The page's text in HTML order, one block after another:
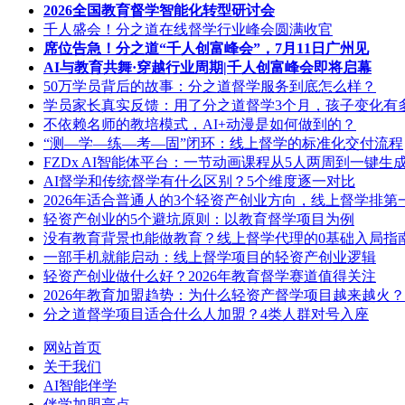
2026全国教育督学智能化转型研讨会
千人盛会！分之道在线督学行业峰会圆满收官
席位告急！分之道“千人创富峰会”，7月11日广州见
AI与教育共舞·穿越行业周期|千人创富峰会即将启幕
50万学员背后的故事：分之道督学服务到底怎么样？
学员家长真实反馈：用了分之道督学3个月，孩子变化有
不依赖名师的教培模式，AI+动漫是如何做到的？
“测—学—练—考—固”闭环：线上督学的标准化交付流程
FZDx AI智能体平台：一节动画课程从5人两周到一键生
AI督学和传统督学有什么区别？5个维度逐一对比
2026年适合普通人的3个轻资产创业方向，线上督学排第
轻资产创业的5个避坑原则：以教育督学项目为例
没有教育背景也能做教育？线上督学代理的0基础入局指
一部手机就能启动：线上督学项目的轻资产创业逻辑
轻资产创业做什么好？2026年教育督学赛道值得关注
2026年教育加盟趋势：为什么轻资产督学项目越来越火？
分之道督学项目适合什么人加盟？4类人群对号入座
网站首页
关于我们
AI智能伴学